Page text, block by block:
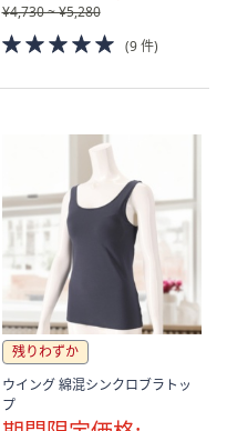
¥4,730 ~ ¥5,280
5.0
of
(9 件)
残りわずか
ウイング 綿混シンクロブラトッ
プ